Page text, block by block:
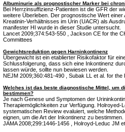
Albuminurie als prognostischer Marker bei
Bei Herrzinsuffizienz-Patienten ist die GFR der
weitere Überleben. Der prognostische Wert einer
Kreatinin-Verhältnisses im Urin (UACR) als
manifester HI wurde in dieser Studie untersucht.
Lancet 2009;374:543-550 , Jackson CE for the
Committees
Gewichtsreduktion gegen Harninkontinenz
Übergewicht ist ein etablierter Risikofaktor für
Schlussfolgerung, dass sich eine Inkontinenz
lassen würde, sollte nun bewiesen werden.
NEJM 2009;360:481-490 , Subak LL et al. for the
Welches ist das beste diagnostische Mittel, um
bestimmen?
Je nach Genese und Symptomen der
Therapiemöglichkeiten zur Verfügung. Holroyed-
systematischen Review evaluiert, welche
eignen, um die Art der Inkontinenz zu bestimmen.
JAMA 2008;299:1446-1456 , Holroyd-Leduc JM